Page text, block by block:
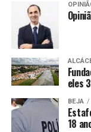
eles
BEJA
18